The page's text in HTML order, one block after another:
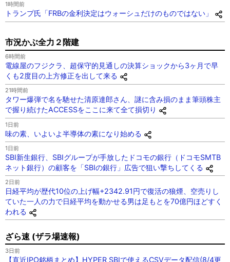
1時間前
トランプ氏「FRBの金利決定はウォーシュだけのものではない」
市況かぶ全力２階建
6時間前
電線屋のフジクラ、超保守的見通しの決算ショックから3ヶ月で早
くも2度目の上方修正を出して来る
21時間前
タワー爆弾で名を馳せた清原達郎さん、謎に含み損のまま筆頭株主
で握り続けたACCESSをここに来て全て損切り
1日前
味の素、いよいよ半導体の素になり始める
1日前
SBI新生銀行、SBIグループが手放したドコモの銀行（ドコモSMTB
ネット銀行）の顧客を「SBIの銀行」広告で狙い撃ちしてくる
2日前
日経平均が歴代10位の上げ幅+2342.91円で復活の狼煙、空売りし
ていた一人の力で日経平均を動かせる男は足もとを70億円ほどすく
われる
ざら速 (ザラ場速報)
3日前
【直近IPO銘柄まとめ】HYPER SBIで使えるCSVデータ配信(8/4更